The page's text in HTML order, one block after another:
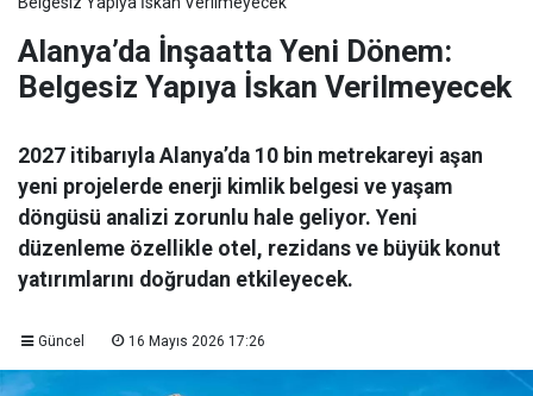
Alanya’da İnşaatta Yeni Dönem:
Belgesiz Yapıya İskan Verilmeyecek
2027 itibarıyla Alanya’da 10 bin metrekareyi aşan
yeni projelerde enerji kimlik belgesi ve yaşam
döngüsü analizi zorunlu hale geliyor. Yeni
düzenleme özellikle otel, rezidans ve büyük konut
yatırımlarını doğrudan etkileyecek.
Güncel 16 Mayıs 2026 17:26